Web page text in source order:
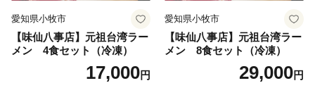
三重県松阪市駅部田町101
TEL：0800-170-2092（フリーコール）
FAX：0800-111-2636（フリーコール）
※受付時間 午前10時～午後5時（土・日・祝除く）
愛知県小牧市
【味仙八事店】元祖台湾ラー
メン 4食セット（冷凍）
17,000円
愛知県小牧市
【味仙八事店】元祖台湾ラー
メン 8食セット（冷凍）
29,000円